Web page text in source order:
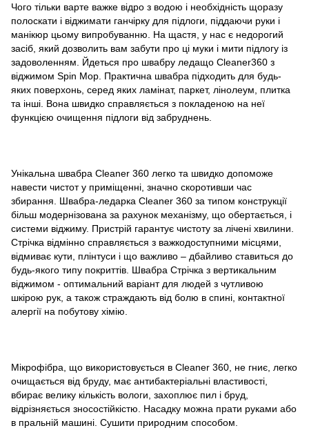
Чого тільки варте важке відро з водою і необхідність щоразу
полоскати і віджимати ганчірку для підлоги, піддаючи руки і
манікюр цьому випробуванню. На щастя, у нас є недорогий
засіб, який дозволить вам забути про ці муки і мити підлогу із
задоволенням. Йдеться про швабру ледащо Cleaner360 з
віджимом Spin Mop. Практична швабра підходить для будь-
яких поверхонь, серед яких ламінат, паркет, лінолеум, плитка
та інші. Вона швидко справляється з покладеною на неї
функцією очищення підлоги від забруднень.
Унікальна швабра Cleaner 360 легко та швидко допоможе
навести чистот у приміщенні, значно скоротивши час
збирання. Швабра-ледарка Cleaner 360 за типом конструкції
більш модернізована за рахунок механізму, що обертається, і
системи віджиму. Пристрій гарантує чистоту за лічені хвилини.
Стрічка відмінно справляється з важкодоступними місцями,
відмиває кути, плінтуси і що важливо – дбайливо ставиться до
будь-якого типу покриттів. Швабра Стрічка з вертикальним
віджимом - оптимальний варіант для людей з чутливою
шкірою рук, а також страждають від болю в спині, контактної
алергії на побутову хімію.
Мікрофібра, що використовується в Cleaner 360, не гниє, легко
очищається від бруду, має антибактеріальні властивості,
вбирає велику кількість вологи, захоплює пил і бруд,
відрізняється зносостійкістю. Насадку можна прати руками або
в пральній машині. Сушити природним способом.